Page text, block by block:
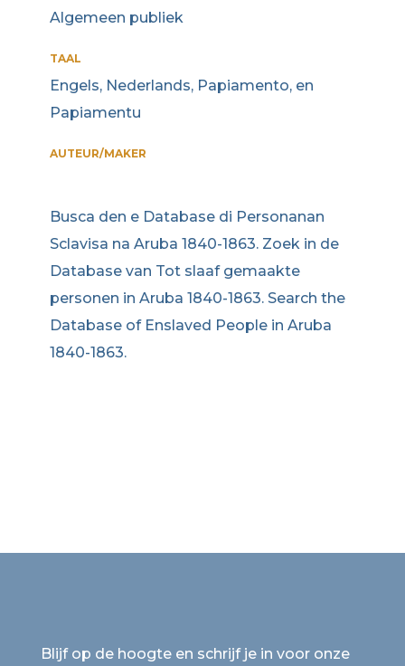
Algemeen publiek
TAAL
Engels, Nederlands, Papiamento, en
Papiamentu
AUTEUR/MAKER
Busca den e Database di Personanan
Sclavisa na Aruba 1840-1863. Zoek in de
Database van Tot slaaf gemaakte
personen in Aruba 1840-1863. Search the
Database of Enslaved People in Aruba
1840-1863.
Blijf op de hoogte en schrijf je in voor onze